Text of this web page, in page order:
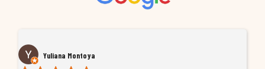
Yuliana Montoya